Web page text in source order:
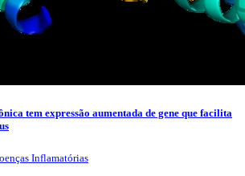
tem expressão aumentada de gene que facilita
Inflamatórias